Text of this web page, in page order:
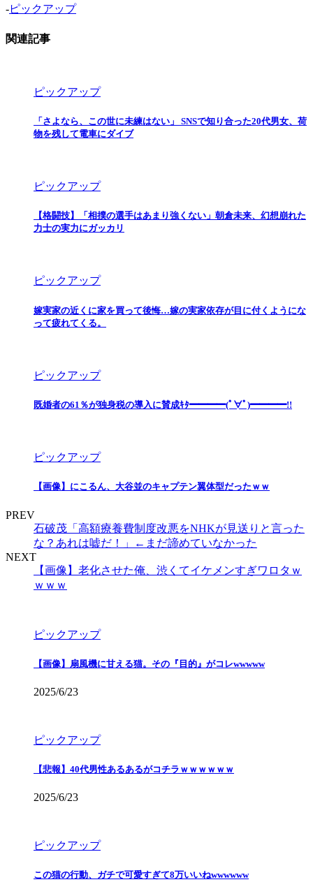
-ピックアップ
関連記事
ピックアップ
「さよなら、この世に未練はない」 SNSで知り合った20代男女、荷
物を残して電車にダイブ
ピックアップ
【格闘技】「相撲の選手はあまり強くない」朝倉未来、幻想崩れた
力士の実力にガッカリ
ピックアップ
嫁実家の近くに家を買って後悔…嫁の実家依存が目に付くようにな
って疲れてくる。
ピックアップ
既婚者の61％が独身税の導入に賛成ｷﾀ━━━━(ﾟ∀ﾟ)━━━━!!
ピックアップ
【画像】にこるん、大谷並のキャプテン翼体型だったｗｗ
PREV
石破茂「高額療養費制度改悪をNHKが見送りと言った
な？あれは嘘だ！」←まだ諦めていなかった
NEXT
【画像】老化させた俺、渋くてイケメンすぎワロタｗ
ｗｗｗ
ピックアップ
【画像】扇風機に甘える猫。その『目的』がコレwwwww
2025/6/23
ピックアップ
【悲報】40代男性あるあるがコチラｗｗｗｗｗｗ
2025/6/23
ピックアップ
この猫の行動、ガチで可愛すぎて8万いいねwwwwww